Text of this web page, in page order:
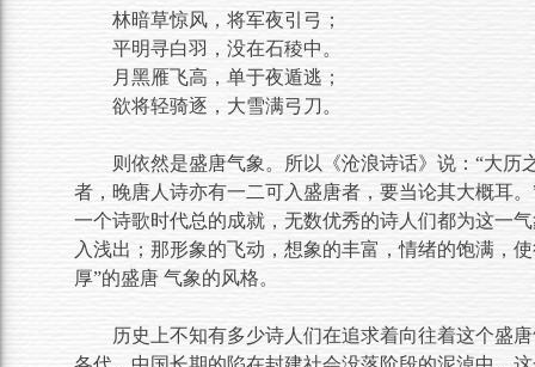
林暗草惊风，将军夜引弓；
平明寻白羽，没在石稜中。
月黑雁飞高，单于夜遁逃；
欲将轻骑逐，大雪满弓刀。
则依然是盛唐气象。所以《沧浪诗话》说：“大
者，晚唐人诗亦有一二可入盛唐者，要当论其大概耳
一个诗歌时代总的成就，无数优秀的诗人们都为这一
入浅出；那形象的飞动，想象的丰富，情绪的饱满，
厚”的盛唐 气象的风格。
历史上不知有多少诗人们在追求着向往着这个盛